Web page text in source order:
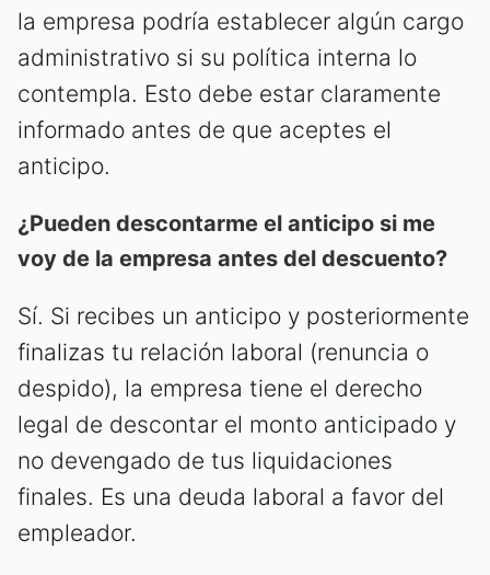
la empresa podría establecer algún cargo
administrativo si su política interna lo
contempla. Esto debe estar claramente
informado antes de que aceptes el
anticipo.
¿Pueden descontarme el anticipo si me
voy de la empresa antes del descuento?
Sí. Si recibes un anticipo y posteriormente
finalizas tu relación laboral (renuncia o
despido), la empresa tiene el derecho
legal de descontar el monto anticipado y
no devengado de tus liquidaciones
finales. Es una deuda laboral a favor del
empleador.